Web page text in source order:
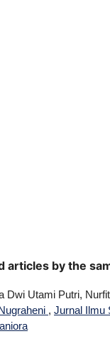
articles by the
Dwi Utami Putri,
, Jurnal Ilmu